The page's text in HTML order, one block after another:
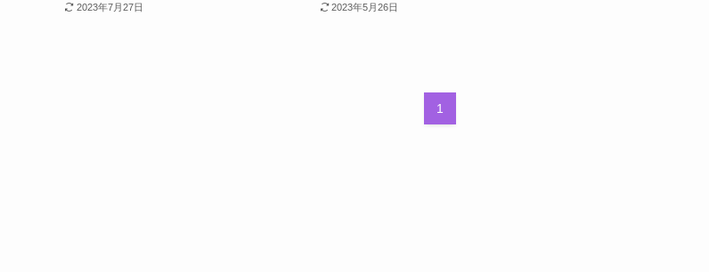
2023年7月27日 2023年5月26日
1